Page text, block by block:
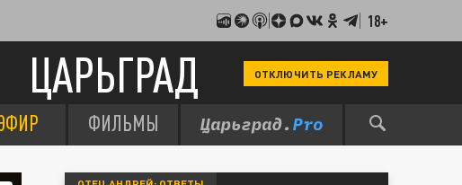
18+
ЦАРЬГРАД ОТКЛЮЧИТЬ РЕКЛАМУ
ФИЛЬМЫ